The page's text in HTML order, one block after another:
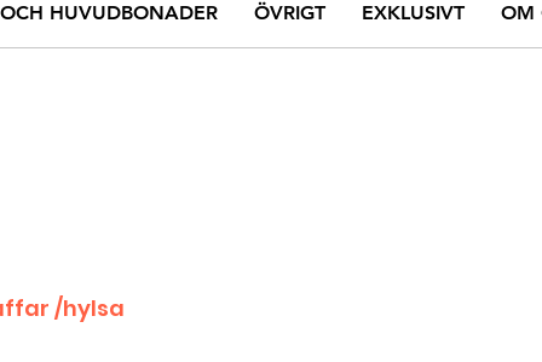
HUVUDBONADER ÖVRIGT EXKLUSIVT OM
/hylsa